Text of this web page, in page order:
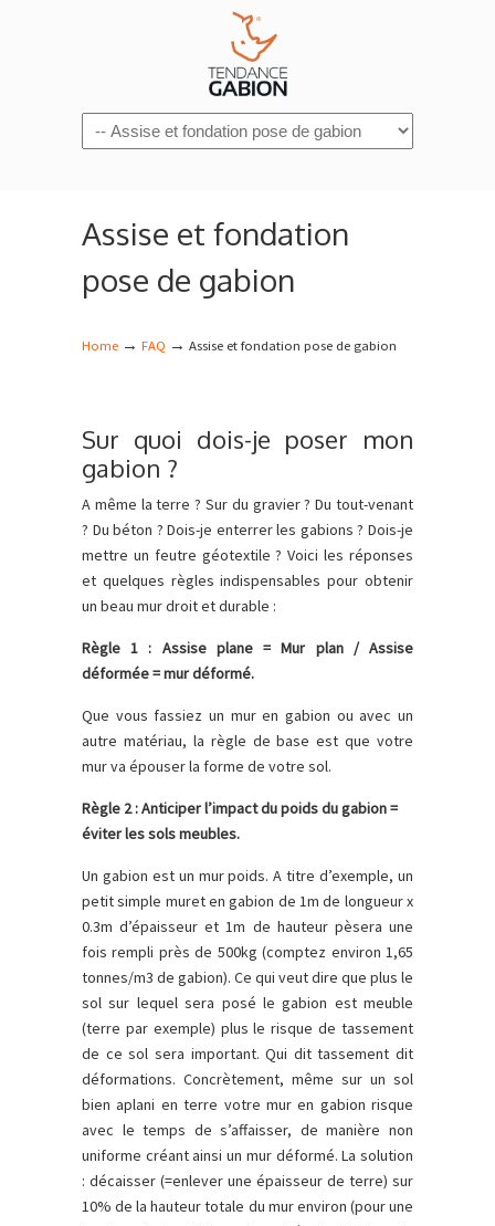
Navigation
Assise et fondation
pose de gabion
Home → FAQ → Assise et fondation pose de gabion
Sur quoi dois-je poser mon
gabion ?
A même la terre ? Sur du gravier ? Du tout-venant
? Du béton ? Dois-je enterrer les gabions ? Dois-je
mettre un feutre géotextile ? Voici les réponses
et quelques règles indispensables pour obtenir
un beau mur droit et durable :
Règle 1 : Assise plane = Mur plan / Assise
déformée = mur déformé.
Que vous fassiez un mur en gabion ou avec un
autre matériau, la règle de base est que votre
mur va épouser la forme de votre sol.
Règle 2 : Anticiper l’impact du poids du gabion =
éviter les sols meubles.
Un gabion est un mur poids. A titre d’exemple, un
petit simple muret en gabion de 1m de longueur x
0.3m d’épaisseur et 1m de hauteur pèsera une
fois rempli près de 500kg (comptez environ 1,65
tonnes/m3 de gabion). Ce qui veut dire que plus le
sol sur lequel sera posé le gabion est meuble
(terre par exemple) plus le risque de tassement
de ce sol sera important. Qui dit tassement dit
déformations. Concrètement, même sur un sol
bien aplani en terre votre mur en gabion risque
avec le temps de s’affaisser, de manière non
uniforme créant ainsi un mur déformé. La solution
: décaisser (=enlever une épaisseur de terre) sur
10% de la hauteur totale du mur environ (pour une